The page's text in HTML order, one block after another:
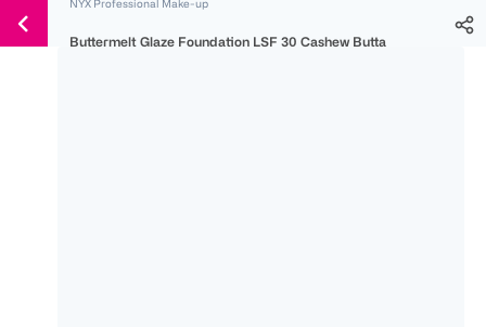
150 Ös
300 Ös
500 Ös
Weiter
zum
NYX Professional Make-up
Buttermelt Glaze Foundation LSF 30 Cashew Butta